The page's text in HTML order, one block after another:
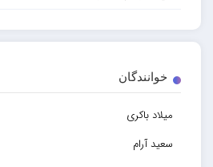
خوانندگان
میلاد باکری
سعید آرام